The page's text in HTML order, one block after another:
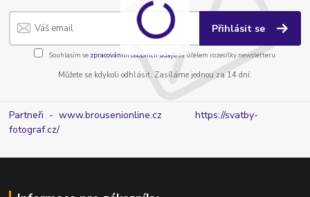
Přihlásit se
Souhlasím se zpracováním osobních údajůza účelem rozesílky newsletteru.
Můžete se kdykoli odhlásit. Zasíláme jednou za 14 dní.
Partneři - www.brousenionline.czhttps://svatby-
fotograf.cz/